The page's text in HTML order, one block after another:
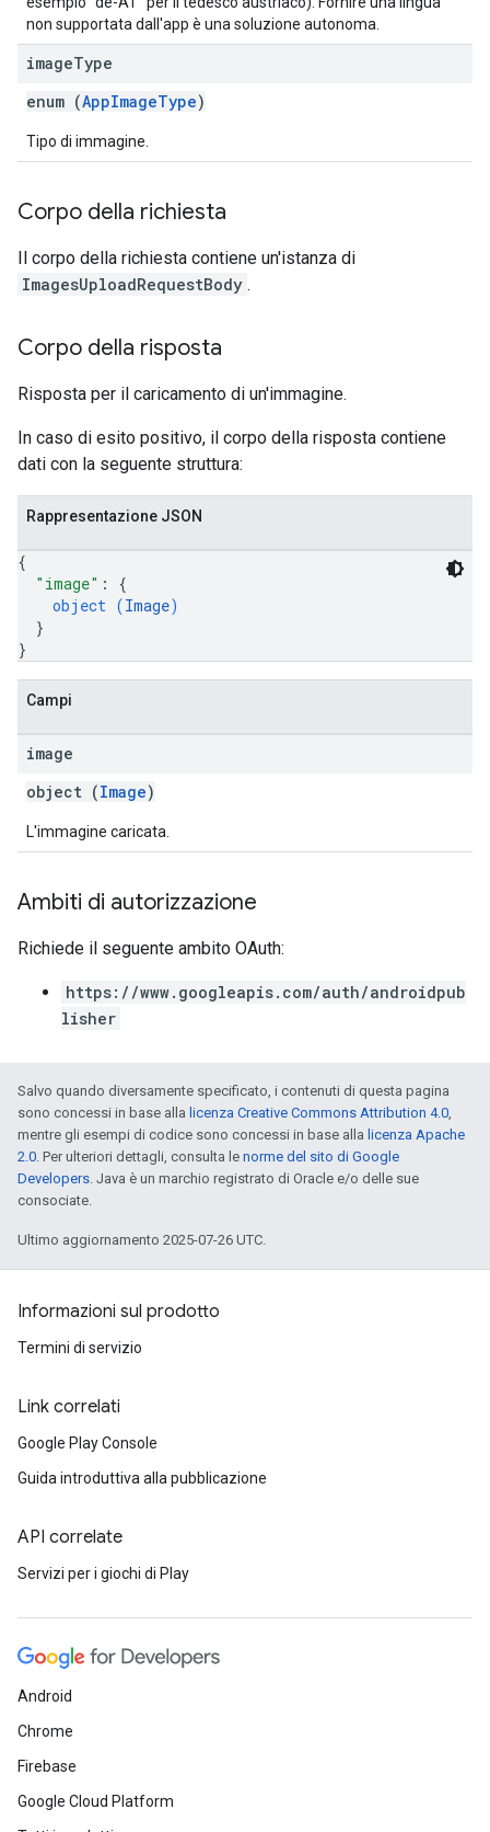
non supportata dall'app è una soluzione autonoma.
imageType
enum (AppImageType)
Tipo di immagine.
Corpo della richiesta
Il corpo della richiesta contiene un'istanza di
ImagesUploadRequestBody .
Corpo della risposta
Risposta per il caricamento di un'immagine.
In caso di esito positivo, il corpo della risposta contiene
dati con la seguente struttura:
Rappresentazione JSON
{
"image" : {
object (Image)
}
}
Campi
image
object (Image)
L'immagine caricata.
Ambiti di autorizzazione
Richiede il seguente ambito OAuth:
https://www.googleapis.com/auth/androidpub
lisher
Salvo quando diversamente specificato, i contenuti di questa pagina
sono concessi in base alla licenza Creative Commons Attribution 4.0,
mentre gli esempi di codice sono concessi in base alla licenza Apache
2.0. Per ulteriori dettagli, consulta le norme del sito di Google
Developers. Java è un marchio registrato di Oracle e/o delle sue
consociate.
Ultimo aggiornamento 2025-07-26 UTC.
Informazioni sul prodotto
Termini di servizio
Link correlati
Google Play Console
Guida introduttiva alla pubblicazione
API correlate
Servizi per i giochi di Play
Android
Chrome
Firebase
Google Cloud Platform